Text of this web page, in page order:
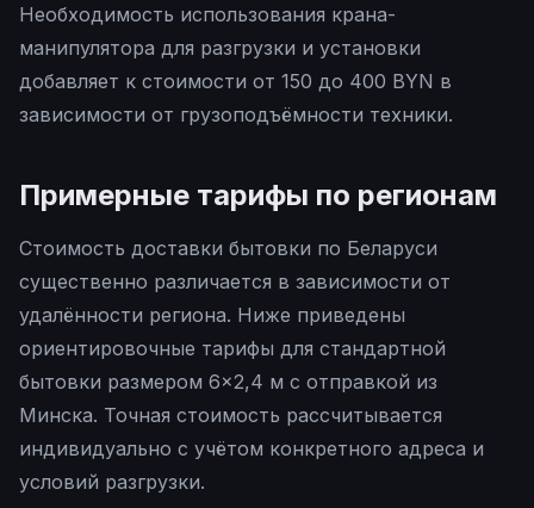
Необходимость использования крана-
манипулятора для разгрузки и установки
добавляет к стоимости от 150 до 400 BYN в
зависимости от грузоподъёмности техники.
Примерные тарифы по регионам
Стоимость доставки бытовки по Беларуси
существенно различается в зависимости от
удалённости региона. Ниже приведены
ориентировочные тарифы для стандартной
бытовки размером 6×2,4 м с отправкой из
Минска. Точная стоимость рассчитывается
индивидуально с учётом конкретного адреса и
условий разгрузки.